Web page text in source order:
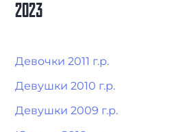
2023
Девочки 2011 г.р.
Девушки 2010 г.р.
Девушки 2009 г.р.